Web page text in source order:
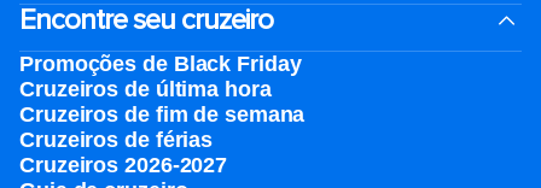
Encontre seu cruzeiro
Promoções de Black Friday
Cruzeiros de última hora
Cruzeiros de fim de semana
Cruzeiros de férias
Cruzeiros 2026-2027